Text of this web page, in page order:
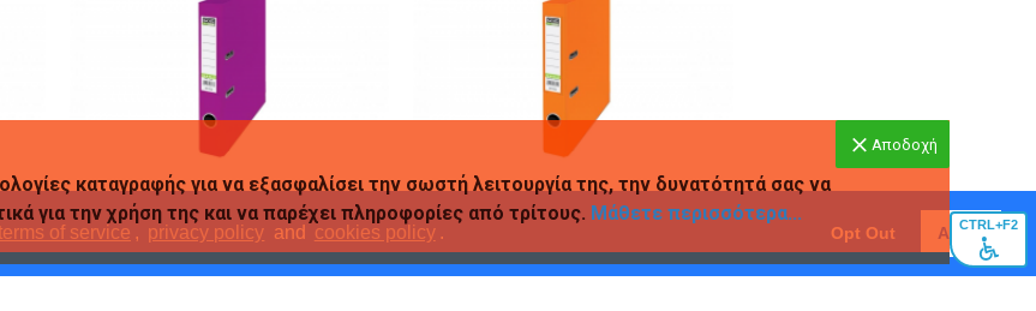
of service , privacy policy and cookies policy . Opt Out AgreeCTRL+F2
SKAG SKAG
Αποδοχή
καταγραφής για να εξασφαλίσει την σωστή λειτουργία της, την δυνατότητά σας να
για την χρήση της και να παρέχει πληροφορίες από τρίτους. Μάθετε περισσότερα...